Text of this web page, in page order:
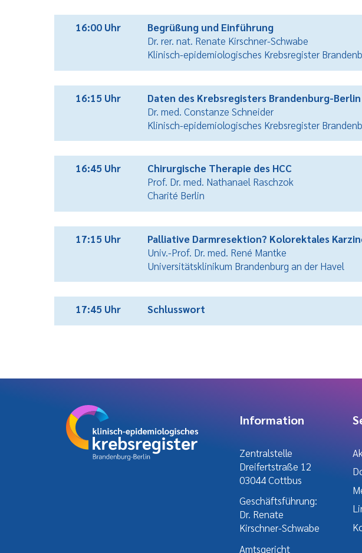
16:00 Uhr
Begrüßung und Einführung
Dr. rer. nat. Renate Kirschner-Schwabe
Klinisch-epidemiologisches Krebsregister
16:15 Uhr
Daten des Krebsregisters Brandenburg-
Dr. med. Constanze Schneider
Klinisch-epidemiologisches Krebsregister
16:45 Uhr
Chirurgische Therapie des HCC
Prof. Dr. med. Nathanael Raschzok
Charité Berlin
17:15 Uhr
Palliative Darmresektion? Kolorektales
Univ.-Prof. Dr. med. René Mantke
Universitätsklinikum Brandenburg an der Havel
17:45 Uhr Schlusswort
Information
Zentralstelle
Dreifertstraße 12
03044 Cottbus
Geschäftsführung:
Dr. Renate
Kirschner-Schwabe
Amtsgericht